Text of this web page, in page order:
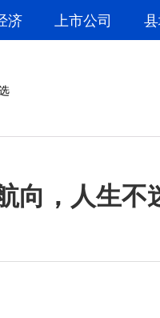
济 上市公司
向，人生不